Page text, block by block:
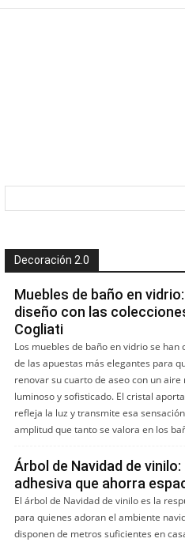
Decoración 2.0
Muebles de baño en
diseño con las
Cogliati
Los muebles de baño en vidrio se han
de las apuestas más elegantes para
renovar su cuarto de aseo con un aire
luminoso y sofisticado. El cristal
refleja la luz y transmite esa
amplitud que tanto se valora en los
Árbol de Navidad de
adhesiva que ahorra
El árbol de Navidad de vinilo es la
para quienes adoran el ambiente
disponen de metros suficientes en